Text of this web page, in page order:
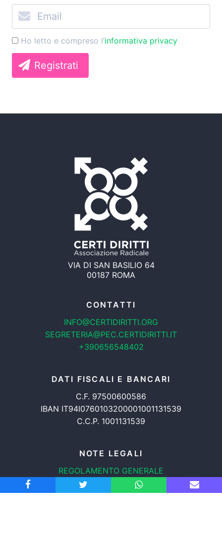
Ho letto e compreso l’informativa privacy
Registrati
VIA DI SAN BASILIO 64
00187 ROMA
CONTATTI
INFO@CERTIDIRITTI.ORG
SEGRETERIA@PEC.CERTIDIRITTI.IT
+390656548402
DATI FISCALI E BANCARI
C.F. 97500600586
IBAN IT94I0760103200001001131539
C.C.P. 1001131539
NOTE LEGALI
REGOLAMENTO GENERALE
PROTEZIONE DATI
INFORMATIVA COOKIES